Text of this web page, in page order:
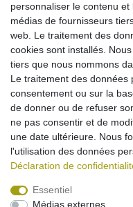
*avec
3GS /
*avec
personnaliser le contenu
médias de fournisseurs
web. Le traitement des
cookies sont installés.
tiers que nous nommons
Le traitement des données
consentement ou sur la
de donner ou de refuser
ne pas consentir et de
une date ultérieure. Nous
l'utilisation des données
Déclaration de
Essentiel
Médias externes